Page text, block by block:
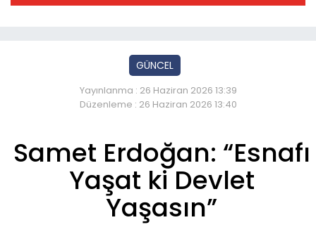
GÜNCEL
Yayınlanma : 26 Haziran 2026 13:39
Düzenleme : 26 Haziran 2026 13:40
Samet Erdoğan: “Esnafı
Yaşat ki Devlet
Yaşasın”